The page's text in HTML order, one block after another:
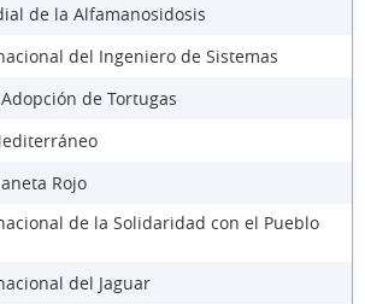
de la Alfamanosidosis
del Ingeniero de Sistemas
de Tortugas
Rojo
de la Solidaridad con el Pueblo
del Jaguar